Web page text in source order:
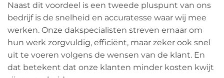
Naast dit voordeel is een tweede pluspunt van ons
bedrijf is de snelheid en accuratesse waar wij mee
werken. Onze dakspecialisten streven ernaar om
hun werk zorgvuldig, efficiënt, maar zeker ook snel
uit te voeren volgens de wensen van de klant. En
dat betekent dat onze klanten minder kosten kwijt